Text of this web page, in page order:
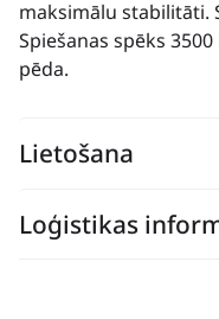
maksimālu stabilitāti.
Spiešanas spēks
pēda.
Lietošana
Loģistikas